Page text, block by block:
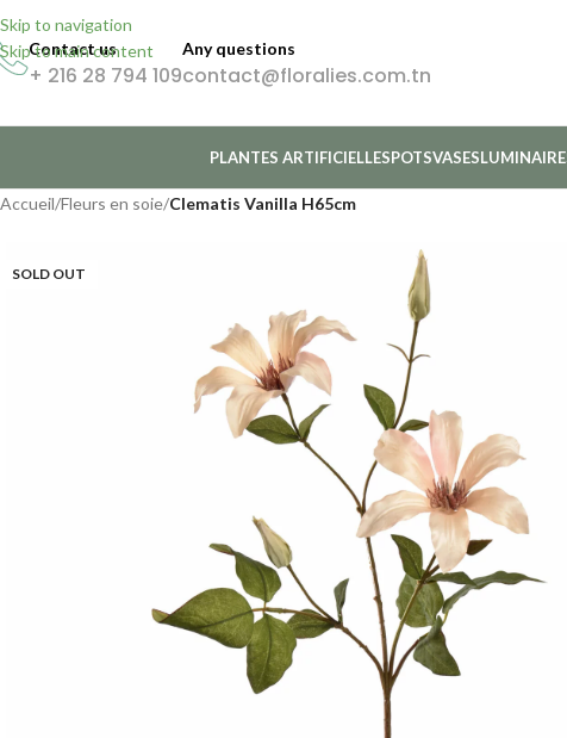
Skip to navigation
Skip to main content
Contact us
+ 216 28 794 109
Any questions
contact@floralies.com.tn
PLANTES ARTIFICIELLESPOTSVASES
Accueil/Fleurs en soie/Clematis Vanilla H65cm
SOLD OUT